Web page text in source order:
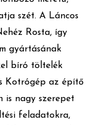
szét. A Láncos
Rosta, így
gyártásának
bíró töltelék
Kotrógép az építő
is nagy szerepet
feladatokra,